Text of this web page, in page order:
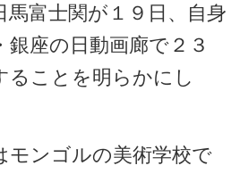
富士関が１９日、自身
銀座の日動画廊で２３
ることを明らかにし
ンゴルの美術学校で